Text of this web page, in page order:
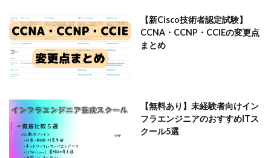
【新Cisco技術者認定試験】
CCNA・CCNP・CCIEの変更点
まとめ
【無料あり】未経験者向けイン
フラエンジニアのおすすめITス
クール5選